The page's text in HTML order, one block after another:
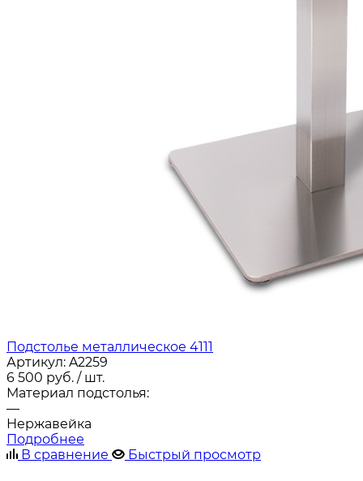
Подстолье металлическое 4111
Артикул: A2259
6 500 руб. / шт.
Материал подстолья:
—
Нержавейка
Подробнее
В сравнение
Быстрый просмотр